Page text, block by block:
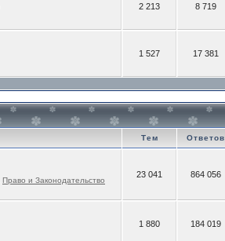
2 213 8 719
1 527 17 381
Тем Ответов
Право и Законодательство
23 041 864 056
1 880 184 019